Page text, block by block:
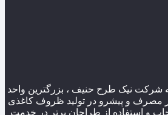
شرکت نیک طرح حنیف ، بزرگترین واحد
مصرف و پیشرو در تولید ظروف کاغذی
و استفاده از طراحان برتر در خدمت